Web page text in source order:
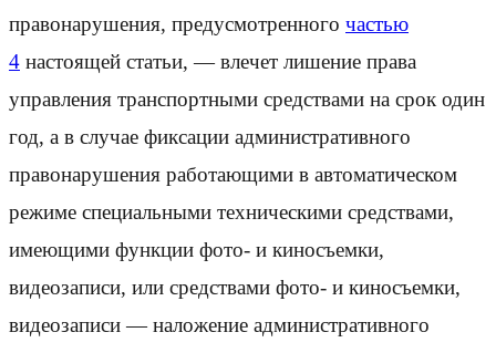
правонарушения, предусмотренного частью
4 настоящей статьи, — влечет лишение права
управления транспортными средствами на срок один
год, а в случае фиксации административного
правонарушения работающими в автоматическом
режиме специальными техническими средствами,
имеющими функции фото- и киносъемки,
видеозаписи, или средствами фото- и киносъемки,
видеозаписи — наложение административного